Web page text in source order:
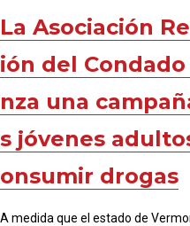
La Asociación
ión del
nza una
s jóvenes
onsumir drogas
A medida que el estado de